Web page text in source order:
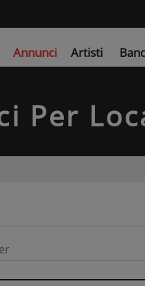
Annunci Artisti
Per